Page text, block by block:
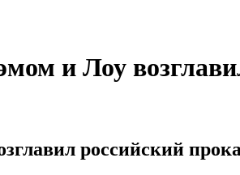
и Лоу
российский